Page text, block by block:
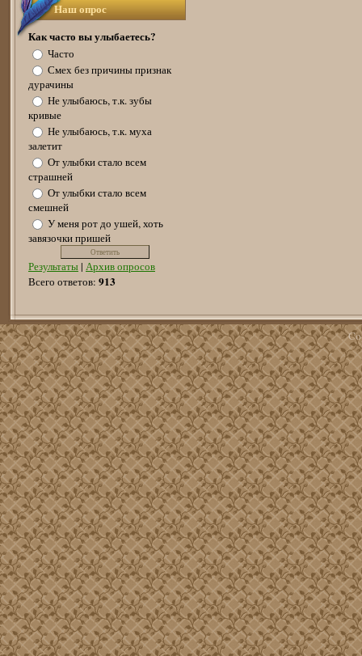
Наш опрос
Как часто вы улыбаетесь?
Часто
Смех без причины признак
дурачины
Не улыбаюсь, т.к. зубы
кривые
Не улыбаюсь, т.к. муха
залетит
От улыбки стало всем
страшней
От улыбки стало всем
смешней
У меня рот до ушей, хоть
завязочки пришей
Результаты | Архив опросов
Всего ответов: 913